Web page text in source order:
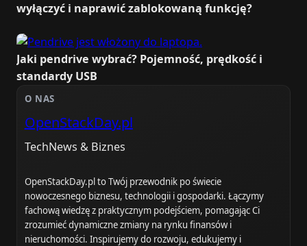
wyłączyć i naprawić zablokowaną funkcję?
Jaki pendrive wybrać? Pojemność, prędkość i
standardy USB
O NAS
OpenStackDay.pl
TechNews & Biznes
OpenStackDay.pl to Twój przewodnik po świecie
nowoczesnego biznesu, technologii i gospodarki. Łączymy
fachową wiedzę z praktycznym podejściem, pomagając Ci
zrozumieć dynamiczne zmiany na rynku finansów i
nieruchomości. Inspirujemy do rozwoju, edukujemy i